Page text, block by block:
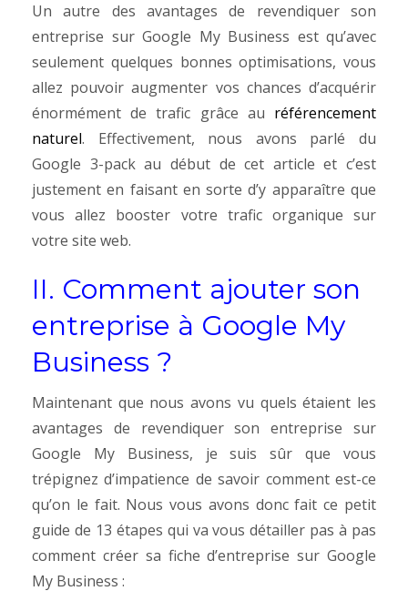
Un autre des avantages de revendiquer son
entreprise sur Google My Business est qu’avec
seulement quelques bonnes optimisations, vous
allez pouvoir augmenter vos chances d’acquérir
énormément de trafic grâce au référencement
naturel. Effectivement, nous avons parlé du
Google 3-pack au début de cet article et c’est
justement en faisant en sorte d’y apparaître que
vous allez booster votre trafic organique sur
votre site web.
II. Comment ajouter son
entreprise à Google My
Business ?
Maintenant que nous avons vu quels étaient les
avantages de revendiquer son entreprise sur
Google My Business, je suis sûr que vous
trépignez d’impatience de savoir comment est-ce
qu’on le fait. Nous vous avons donc fait ce petit
guide de 13 étapes qui va vous détailler pas à pas
comment créer sa fiche d’entreprise sur Google
My Business :